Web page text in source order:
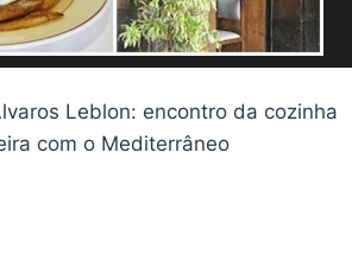
Leblon: encontro da cozinha
com o Mediterrâneo